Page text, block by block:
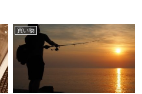
買い物